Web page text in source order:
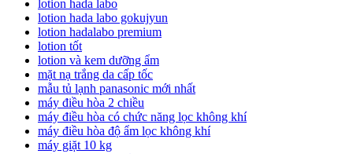
lotion hada labo
lotion hada labo gokujyun
lotion hadalabo premium
lotion tốt
lotion và kem dưỡng ẩm
mặt nạ trắng da cấp tốc
mẫu tủ lạnh panasonic mới nhất
máy điều hòa 2 chiều
máy điều hòa có chức năng lọc không khí
máy điều hòa độ ẩm lọc không khí
máy giặt 10 kg